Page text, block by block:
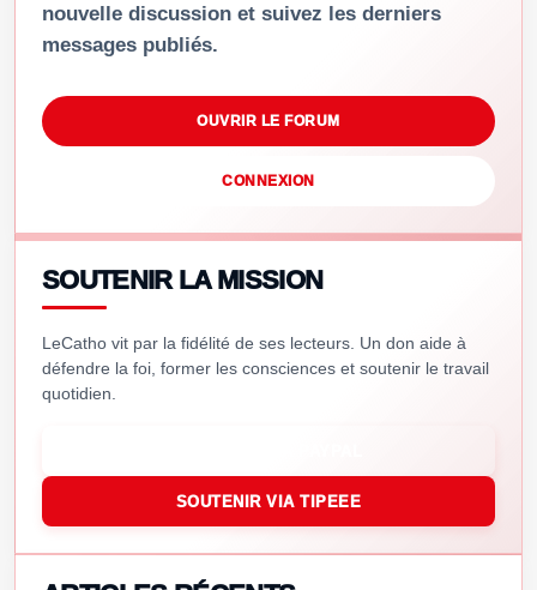
nouvelle discussion et suivez les derniers
messages publiés.
OUVRIR LE FORUM
CONNEXION
SOUTENIR LA MISSION
LeCatho vit par la fidélité de ses lecteurs. Un don aide à
défendre la foi, former les consciences et soutenir le travail
quotidien.
SOUTENIR VIA TIPEEE